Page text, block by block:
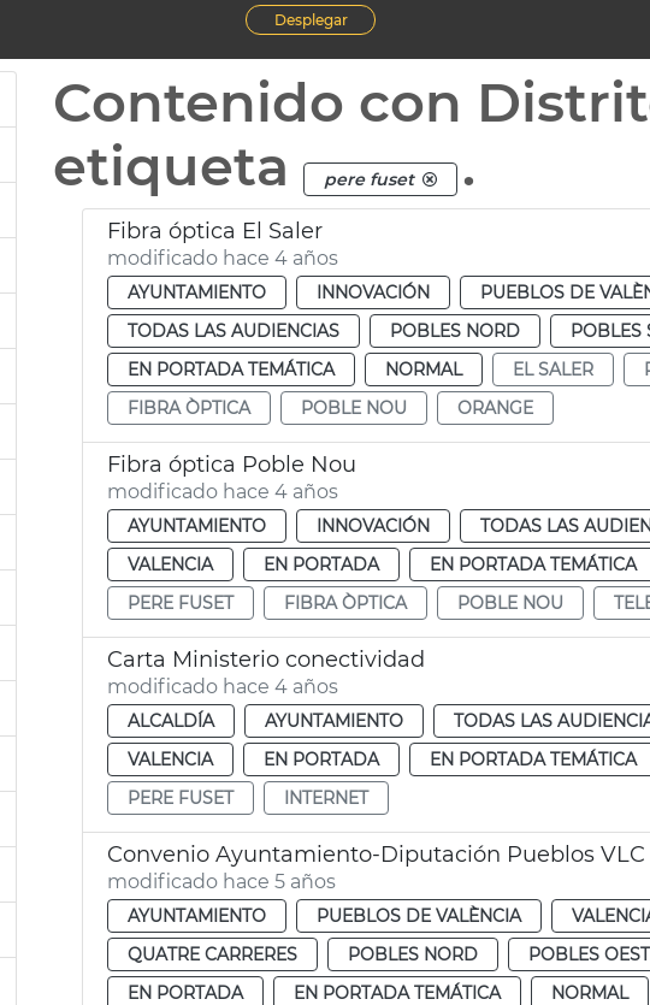
Desplegar
Contenido con
etiqueta
pere fuset .
Fibra óptica El Saler
modificado hace 4 años
AYUNTAMIENTO INNOVACIÓN PUEBLOS DE
TODAS LAS AUDIENCIAS
POBLES NORD POBLES
EN PORTADA TEMÁTICA
NORMAL EL SALER
FIBRA ÒPTICA
POBLE NOU ORANGE
Fibra óptica Poble Nou
modificado hace 4 años
AYUNTAMIENTO INNOVACIÓN TODAS LAS
VALENCIA
EN PORTADA EN PORTADA TEMÁTICA
PERE FUSET
FIBRA ÒPTICA POBLE NOU
Carta Ministerio conectividad
modificado hace 4 años
ALCALDÍA AYUNTAMIENTO TODAS LAS
VALENCIA
EN PORTADA EN PORTADA TEMÁTICA
PERE FUSET
INTERNET
Convenio Ayuntamiento-Diputación Pueblos VLC
modificado hace 5 años
AYUNTAMIENTO PUEBLOS DE VALÈNCIA
QUATRE CARRERES
POBLES NORD POBLES OEST
EN PORTADA
EN PORTADA TEMÁTICA NORMAL